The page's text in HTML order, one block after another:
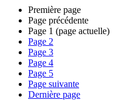
Première page
Page précédente
Page 1 (page actuelle)
Page 2
Page 3
Page 4
Page 5
Page suivante
Dernière page